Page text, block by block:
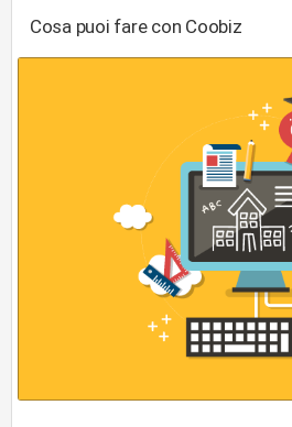
Cosa puoi fare con Coobiz